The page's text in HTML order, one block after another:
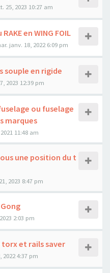
25, 2023 10:27 am
en WING FOIL
janv. 18, 2022 6:09 pm
souple en rigide
2023 12:39 pm
ou fuselage
marques
11:48 am
une position du t
2023 8:47 pm
2:03 pm
torx et rails saver
2022 4:37 pm